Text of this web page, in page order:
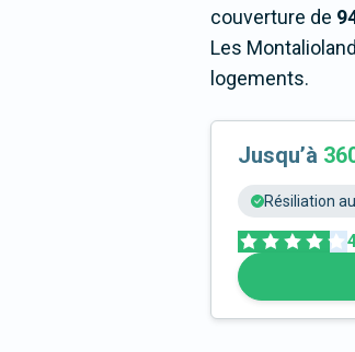
couverture de
Les
logements.
Jusqu’à
Résiliation